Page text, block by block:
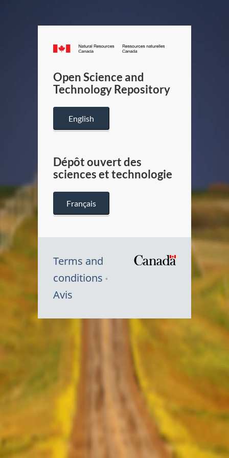
Canada.ca
/
Canada
Open Science and
Technology Repository
English
Dépôt ouvert des
sciences et technologie
Français
Terms and
conditions
Avis
Symbole
Canada